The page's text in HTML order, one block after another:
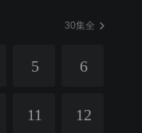
序幕。陈满金“下
个村主任虽然下野
有利的事儿，我就
一步加大改革力
30集全
5 6
11 12